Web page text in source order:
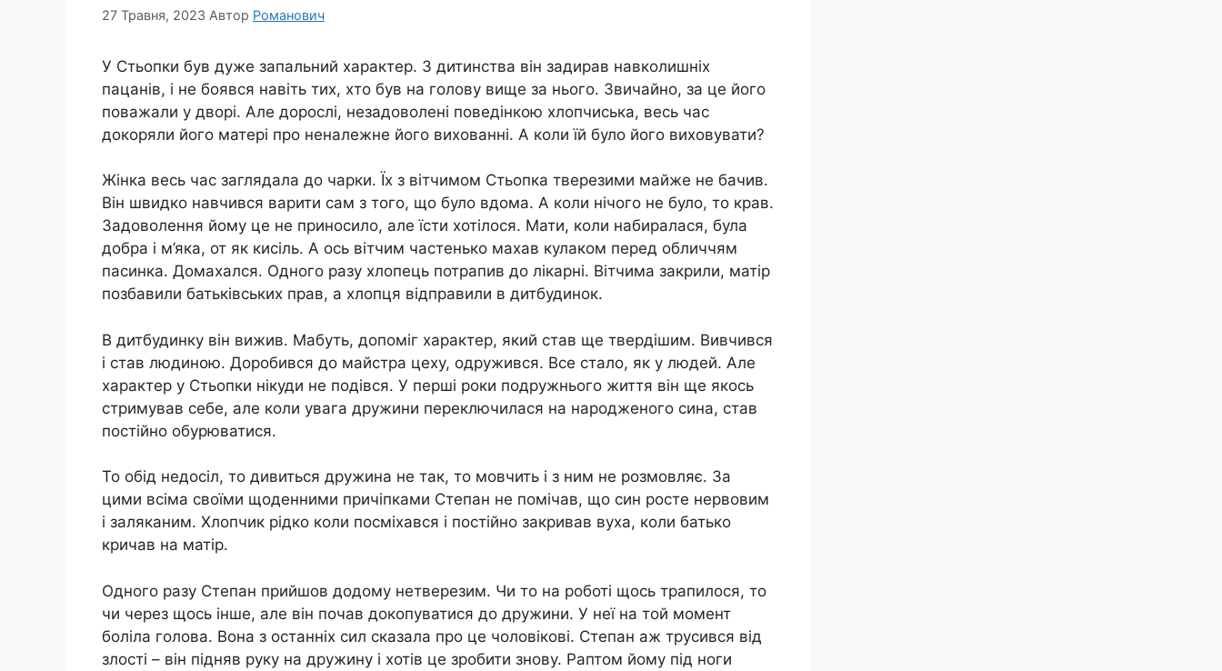
27 Травня, 2023 Автор Романович
У Стьопки був дуже запальний характер. З дитинства він задирав навколишніх
пацанів, і не боявся навіть тих, хто був на голову вище за нього. Звичайно, за це його
поважали у дворі. Але дорослі, незадоволені поведінкою хлопчиська, весь час
докоряли його матері про неналежне його вихованні. А коли їй було його виховувати?
Жінка весь час заглядала до чарки. Їх з вітчимом Стьопка тверезими майже не бачив.
Він швидко навчився варити сам з того, що було вдома. А коли нічого не було, то крав.
Задоволення йому це не приносило, але їсти хотілося. Мати, коли набиралася, була
добра і м’яка, от як кисіль. А ось вітчим частенько махав кулаком перед обличчям
пасинка. Домахался. Одного разу хлопець потрапив до лікарні. Вітчима закрили, матір
позбавили батьківських прав, а хлопця відправили в дитбудинок.
В дитбудинку він вижив. Мабуть, допоміг характер, який став ще твердішим. Вивчився
і став людиною. Доробився до майстра цеху, одружився. Все стало, як у людей. Але
характер у Стьопки нікуди не подівся. У перші роки подружнього життя він ще якось
стримував себе, але коли увага дружини переключилася на народженого сина, став
постійно обурюватися.
То обід недосіл, то дивиться дружина не так, то мовчить і з ним не розмовляє. За
цими всіма своїми щоденними причіпками Степан не помічав, що син росте нервовим
і заляканим. Хлопчик рідко коли посміхався і постійно закривав вуха, коли батько
кричав на матір.
Одного разу Степан прийшов додому нетверезим. Чи то на роботі щось трапилося, то
чи через щось інше, але він почав докопуватися до дружини. У неї на той момент
боліла голова. Вона з останніх сил сказала про це чоловікові. Степан аж трусився від
злості – він підняв руку на дружину і хотів це зробити знову. Раптом йому під ноги